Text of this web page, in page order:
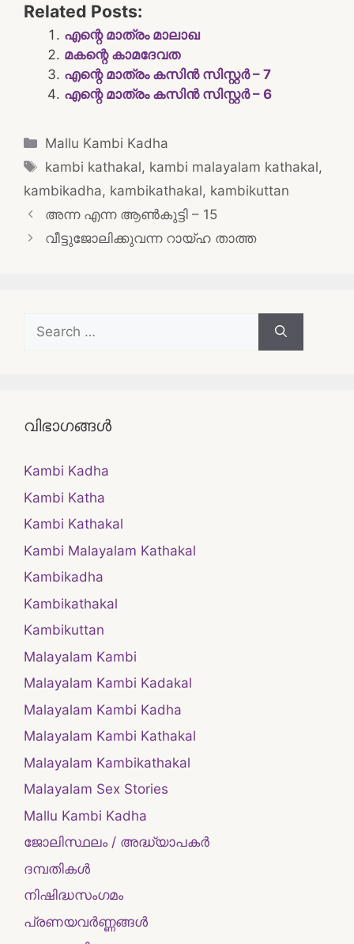
Related Posts:
എന്റെ മാത്രം മാലാഖ
മകന്റെ കാമദേവത
എന്റെ മാത്രം കസിൻ സിസ്റ്റർ – 7
എന്റെ മാത്രം കസിൻ സിസ്റ്റർ – 6
Categories
Mallu Kambi Kadha
Tags
kambi kathakal, kambi malayalam kathakal,
kambikadha, kambikathakal, kambikuttan
Post
navigation
അന്ന എന്ന ആൺകുട്ടി – 15
വീട്ടുജോലിക്കുവന്ന റായ്‌ഹ താത്ത
Search
for:
വിഭാഗങ്ങൾ
Kambi Kadha
Kambi Katha
Kambi Kathakal
Kambi Malayalam Kathakal
Kambikadha
Kambikathakal
Kambikuttan
Malayalam Kambi
Malayalam Kambi Kadakal
Malayalam Kambi Kadha
Malayalam Kambi Kathakal
Malayalam Kambikathakal
Malayalam Sex Stories
Mallu Kambi Kadha
ജോലിസ്ഥലം / അദ്ധ്യാപകർ
ദമ്പതികള്‍
നിഷിദ്ധസംഗമം
പ്രണയവർണ്ണങ്ങൾ